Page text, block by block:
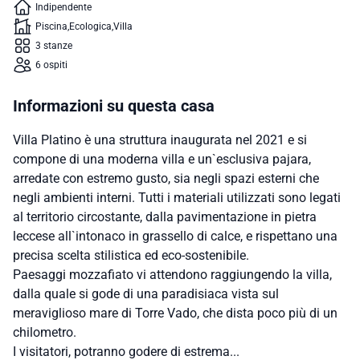
Indipendente
Piscina Ecologica Villa
3 stanze
6 ospiti
Informazioni su questa casa
Villa Platino è una struttura inaugurata nel 2021 e si
compone di una moderna villa e un`esclusiva pajara,
arredate con estremo gusto, sia negli spazi esterni che
negli ambienti interni. Tutti i materiali utilizzati sono legati
al territorio circostante, dalla pavimentazione in pietra
leccese all`intonaco in grassello di calce, e rispettano una
precisa scelta stilistica ed eco-sostenibile.
Paesaggi mozzafiato vi attendono raggiungendo la villa,
dalla quale si gode di una paradisiaca vista sul
meraviglioso mare di Torre Vado, che dista poco più di un
chilometro.
I visitatori, potranno godere di estrema...